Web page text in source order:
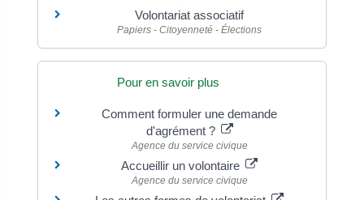
Volontariat associatif
Papiers - Citoyenneté - Élections
Pour en savoir plus
Comment formuler une demande
d'agrément ?
Agence du service civique
Accueillir un volontaire
Agence du service civique